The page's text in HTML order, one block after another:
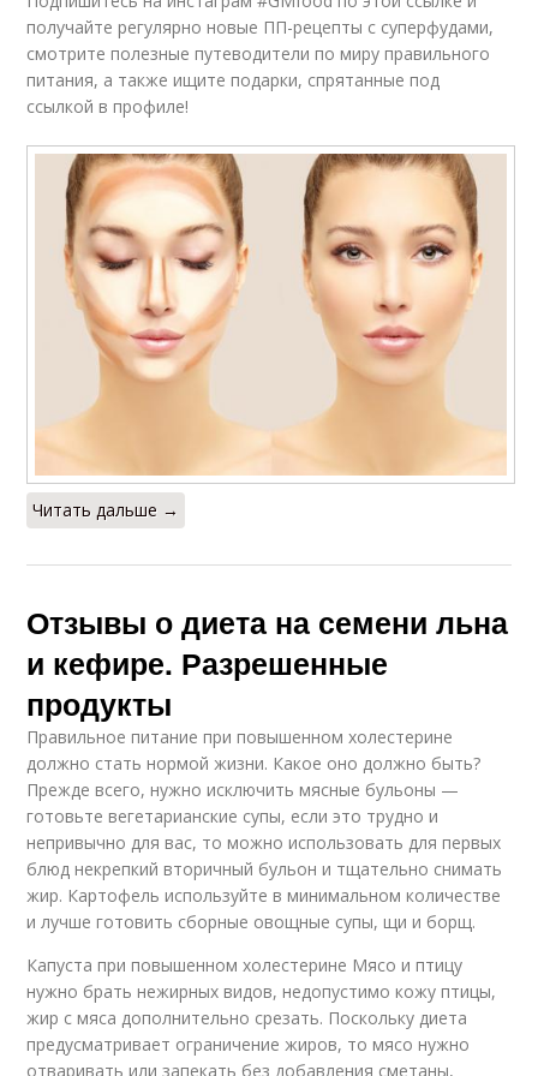
получайте регулярно новые ПП-рецепты с суперфудами,
смотрите полезные путеводители по миру правильного
питания, а также ищите подарки, спрятанные под
ссылкой в профиле!
Читать дальше →
Отзывы о диета на семени льна
и кефире. Разрешенные
продукты
Правильное питание при повышенном холестерине
должно стать нормой жизни. Какое оно должно быть?
Прежде всего, нужно исключить мясные бульоны —
готовьте вегетарианские супы, если это трудно и
непривычно для вас, то можно использовать для первых
блюд некрепкий вторичный бульон и тщательно снимать
жир. Картофель используйте в минимальном количестве
и лучше готовить сборные овощные супы, щи и борщ.
Капуста при повышенном холестерине Мясо и птицу
нужно брать нежирных видов, недопустимо кожу птицы,
жир с мяса дополнительно срезать. Поскольку диета
предусматривает ограничение жиров, то мясо нужно
отваривать или запекать без добавления сметаны,